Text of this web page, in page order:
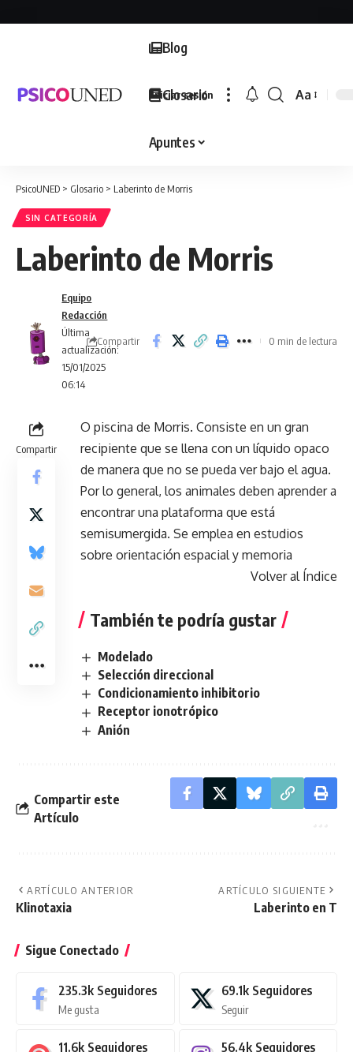
Blog
Glosario
Apuntes
Iniciar sesión
Font
Aa
PsicoUNED > Glosario > Laberinto de Morris
SIN CATEGORÍA
Laberinto de Morris
Última
actualización:
15/01/2025
06:14
Equipo
Redacción
Compartir 0 min de lectura
Compartir
O piscina de Morris. Consiste en un gran
recipiente que se llena con un líquido opaco
de manera que no se pueda ver bajo el agua.
Por lo general, los animales deben aprender a
encontrar una plataforma que está
semisumergida. Se emplea en estudios
sobre orientación espacial y memoria
Volver al Índice
También te podría gustar
Modelado
Selección direccional
Condicionamiento inhibitorio
Receptor ionotrópico
Anión
Compartir este
Artículo
ARTÍCULO ANTERIOR
Klinotaxia
ARTÍCULO SIGUIENTE
Laberinto en T
Sigue Conectado
235.3k Seguidores
Me gusta
69.1k Seguidores
Seguir
11.6k Seguidores 56.4k Seguidores